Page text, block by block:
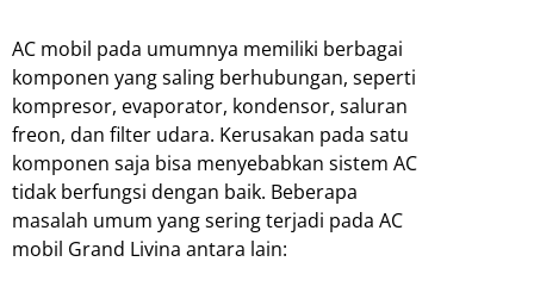
AC mobil pada umumnya memiliki berbagai
komponen yang saling berhubungan, seperti
kompresor, evaporator, kondensor, saluran
freon, dan filter udara. Kerusakan pada satu
komponen saja bisa menyebabkan sistem AC
tidak berfungsi dengan baik. Beberapa
masalah umum yang sering terjadi pada AC
mobil Grand Livina antara lain: